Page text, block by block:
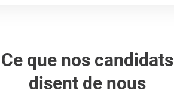
Ce que nos candidats
disent de nous